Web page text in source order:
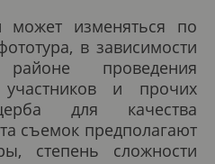
изменяться по
в зависимости
проведения
и прочих
для качества
съемок предполагают
степень сложности